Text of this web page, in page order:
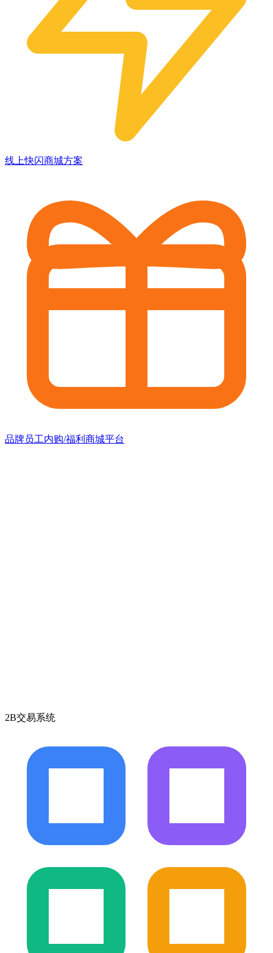
线上快闪商城方案
品牌员工内购/福利商城平台
2B交易系统